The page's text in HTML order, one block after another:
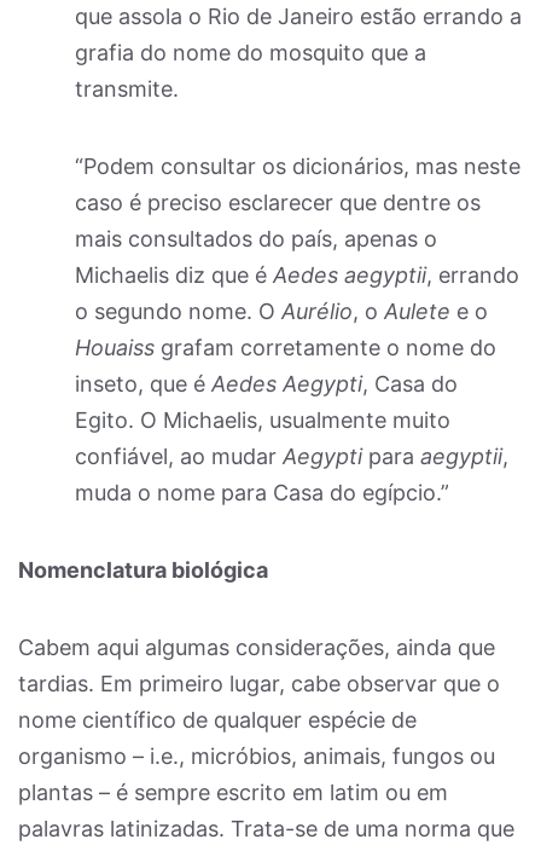
que assola o Rio de Janeiro estão errando a
grafia do nome do mosquito que a
transmite.
“Podem consultar os dicionários, mas neste
caso é preciso esclarecer que dentre os
mais consultados do país, apenas o
Michaelis diz que éAedes aegyptii, errando
o segundo nome. OAurélio, oAulete e o
Houaiss grafam corretamente o nome do
inseto, que éAedes Aegypti, Casa do
Egito. O Michaelis, usualmente muito
confiável, ao mudarAegypti paraaegyptii,
muda o nome para Casa do egípcio.”
Nomenclatura biológica
Cabem aqui algumas considerações, ainda que
tardias. Em primeiro lugar, cabe observar que o
nome científico de qualquer espécie de
organismo – i.e., micróbios, animais, fungos ou
plantas – é sempre escrito em latim ou em
palavras latinizadas. Trata-se de uma norma que